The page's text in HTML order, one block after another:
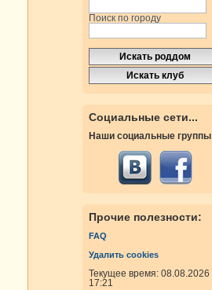
Поиск по городу
Социальные сети...
Наши социальные группы
Прочие полезности:
FAQ
Удалить cookies
Текущее время: 08.08.2026
17:21